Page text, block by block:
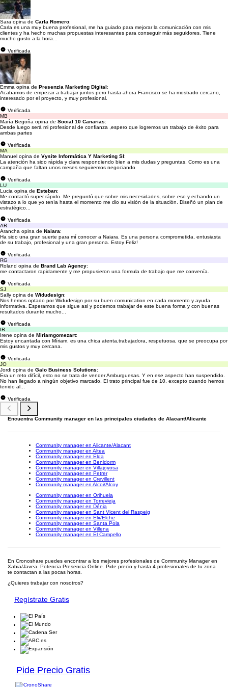
Sara opina de Carla Romero:
Carla es una muy buena profesional, me ha guiado para mejorar la comunicación con mis
clientes y ha hecho muchas propuestas interesantes para conseguir más seguidores. Tiene
mucho gusto a la hora...
Verificada
Emma opina de Presenzia Marketing Digital:
Acabamos de empezar a trabajar juntos pero hasta ahora Francisco se ha mostrado cercano,
interesado por el proyecto, y muy profesional.
Verificada
MB
María Begoña opina de Social 10 Canarias:
Desde luego será mi profesional de confianza ,espero que logremos un trabajo de éxito para
ambas partes
Verificada
MA
Manuel opina de Vysite Informática Y Marketing Sl:
La atención ha sido rápida y clara respondiendo bien a mis dudas y preguntas. Como es una
campaña que faltan unos meses seguiremos negociando
Verificada
LU
Lucia opina de Esteban:
Me contactó super rápido. Me preguntó que sobre mis necesidades, sobre eso y echando un
vistazo a lo que yo tenía hasta el momento me dio su visión de la situación. Diseñó un plan de
estratégico...
Verificada
AR
Arancha opina de Naiara:
Ha sido una gran suerte para mí conocer a Naiara. Es una persona comprometida, entusiasta
de su trabajo, profesional y una gran persona. Estoy Feliz!
Verificada
RG
Roland opina de Brand Lab Agency:
me contactaron rapidamente y me propusieron una formula de trabajo que me convenía.
Verificada
SJ
Sally opina de Widudesign:
Nos hemos optado por Widudesign por su buen comunication en cada momento y ayuda
informativa. Esperamos que sigue asi y podemos trabajar de este buena forma y con buenas
resultados durante mucho...
Verificada
IR
Irene opina de Miriamgomezart:
Estoy encantada con Míriam, es una chica atenta,trabajadora, respetuosa, que se preocupa por
mis gustos y muy cercana.
Verificada
JO
Jordi opina de Galo Business Solutions:
Era un reto difícil, esto no se trata de vender Amburguesas. Y en ese aspecto han suspendido.
No han llegado a ningún objetivo marcado. El trato principal fue de 10, excepto cuando hemos
tenido al...
Verificada
Encuentra Community manager en las principales ciudades de Alacant/Alicante
Community manager en Alicante/Alacant
Community manager en Altea
Community manager en Elda
Community manager en Benidorm
Community manager en Villajoyosa
Community manager en Petrer
Community manager en Crevillent
Community manager en Alcoi/Alcoy
Community manager en Orihuela
Community manager en Torrevieja
Community manager en Dénia
Community manager en Sant Vicent del Raspeig
Community manager en Elx/Elche
Community manager en Santa Pola
Community manager en Villena
Community manager en El Campello
En Cronoshare puedes encontrar a los mejores profesionales de Community Manager en
Xabia/Javea. Potencia Presencia Online. Pide precio y hasta 4 profesionales de tu zona
te contactan a las pocas horas.
¿Quieres trabajar con nosotros?
Regístrate Gratis
Pide Precio Gratis